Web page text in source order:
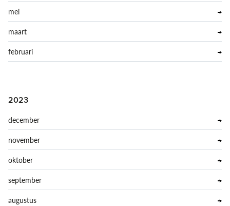
mei
maart
februari
2023
december
november
oktober
september
augustus